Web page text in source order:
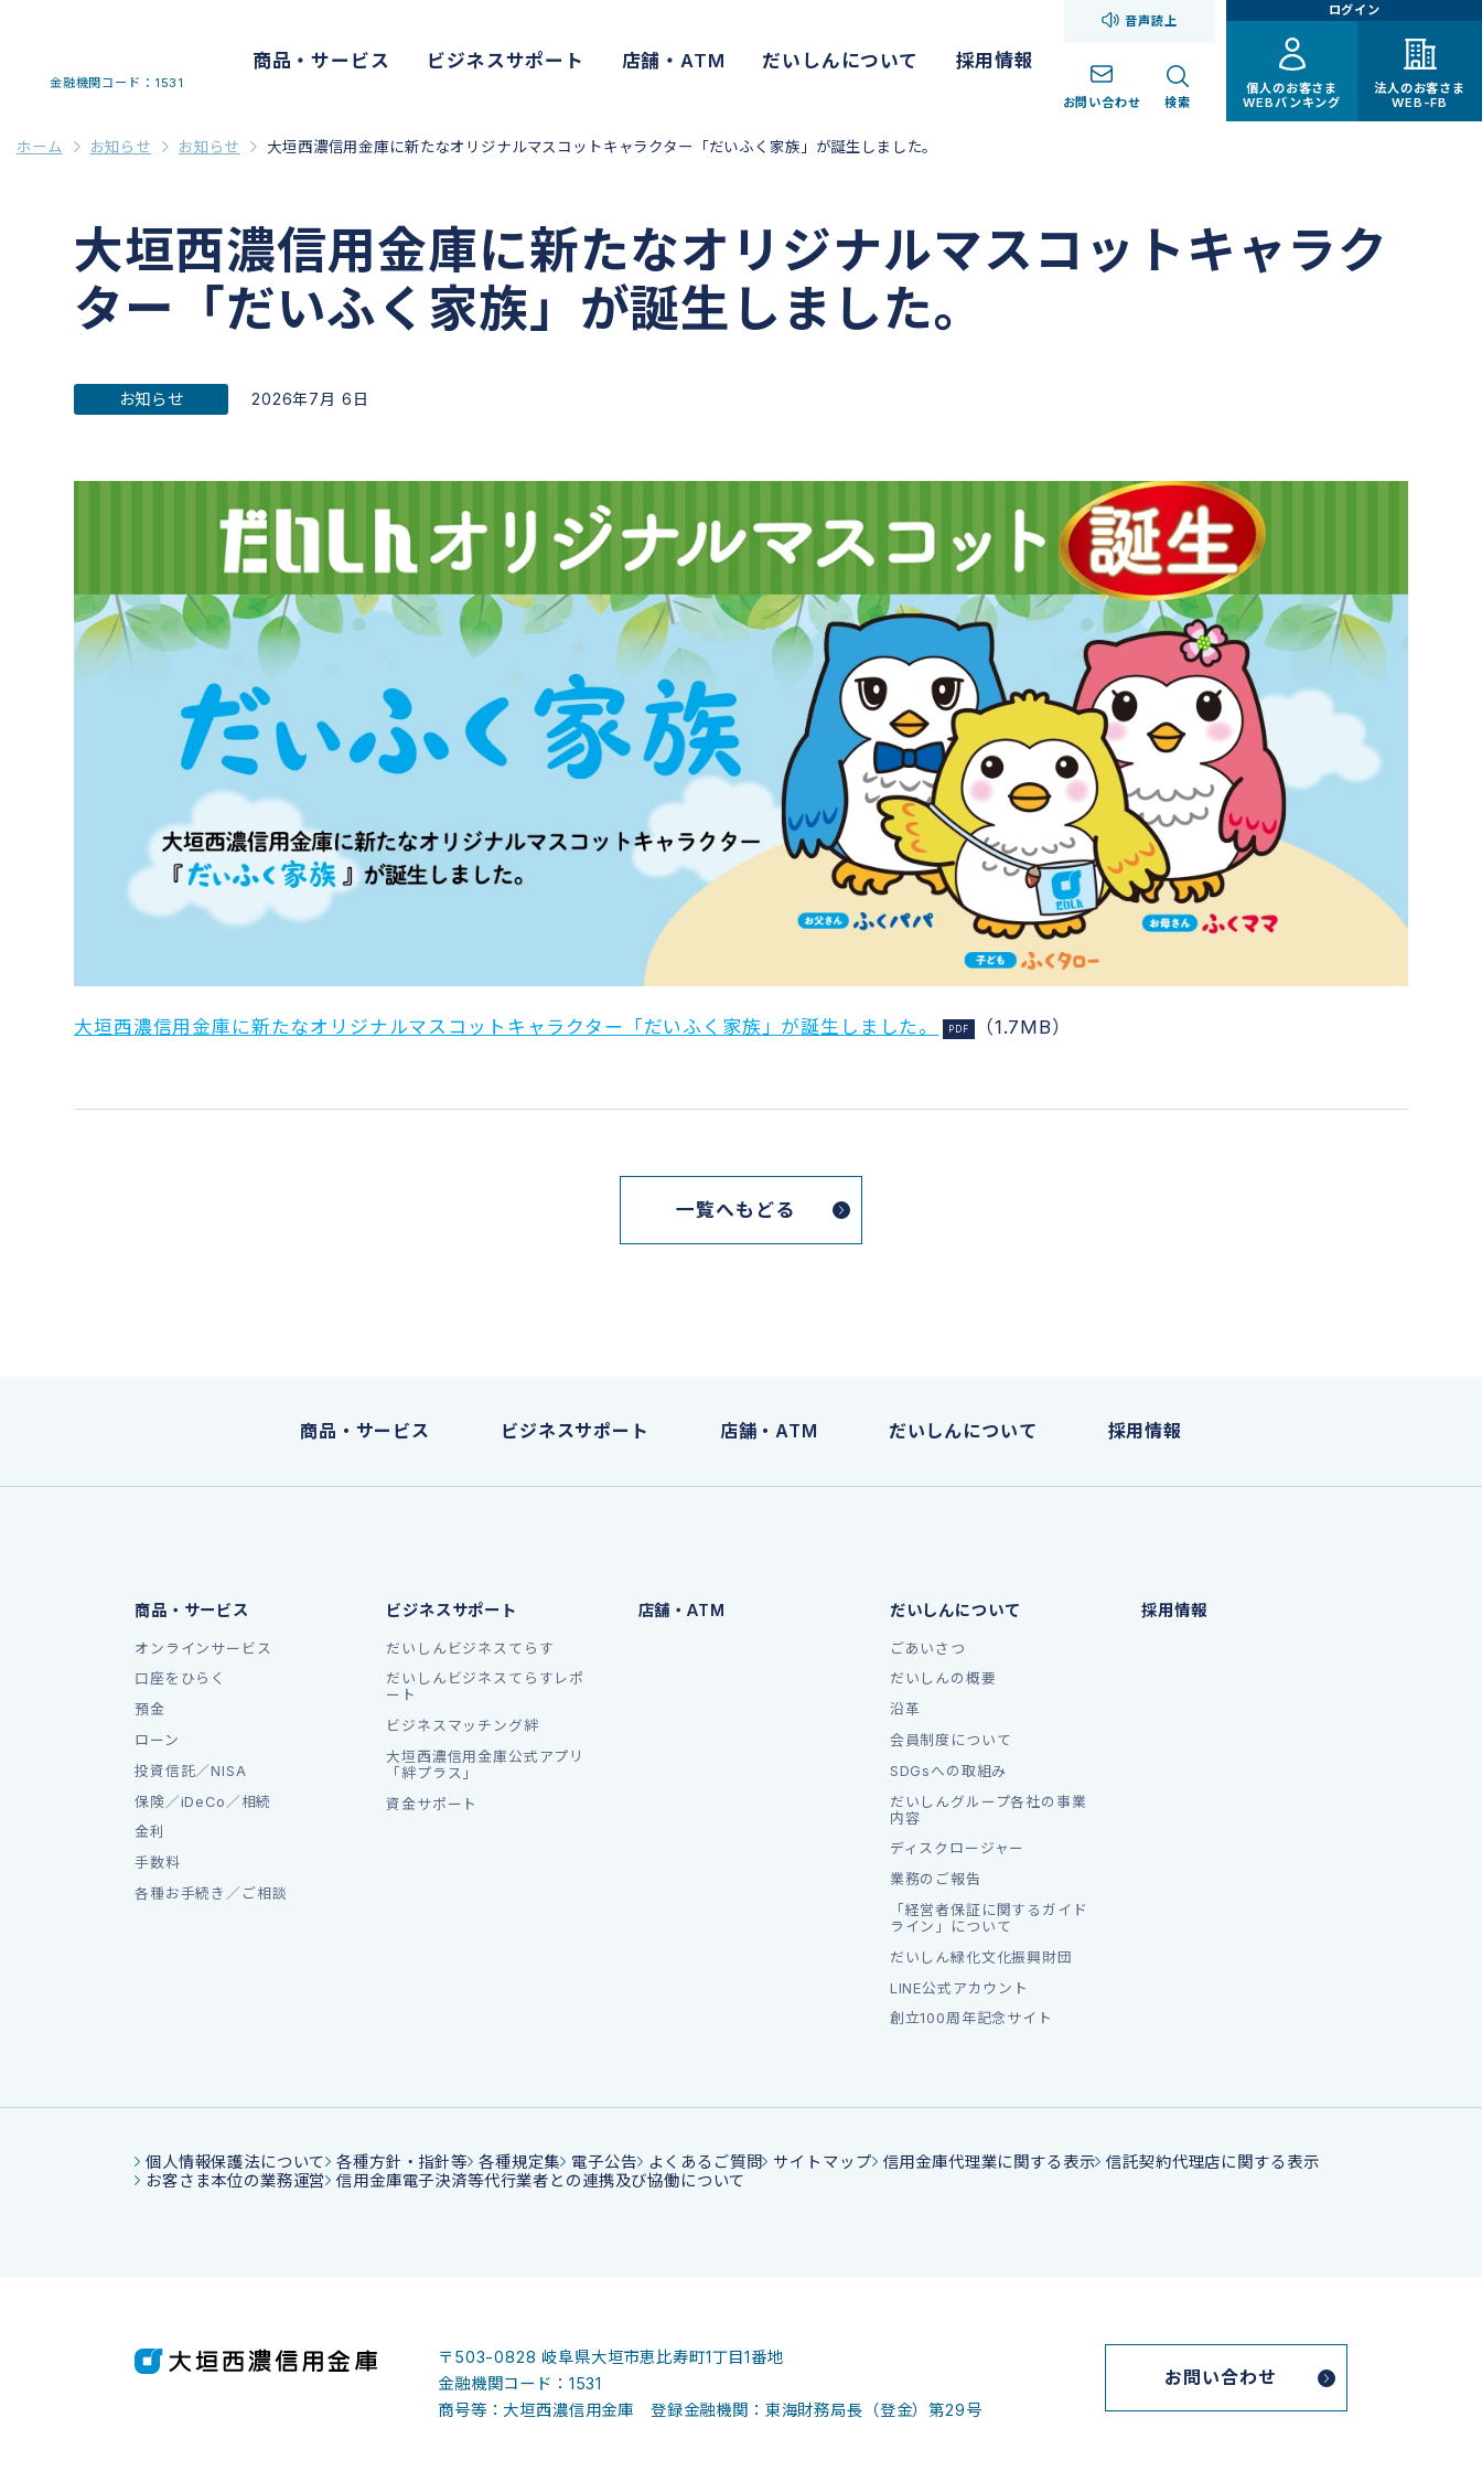
金融機関コード：1531
商品・サービス ビジネスサポート 店舗・ATM だいしんについて 採用情報
音声読上
お問い合わせ 検索
ログイン
個人のお客さま
WEBバンキング
法人のお客さま
WEB-FB
ホーム お知らせ お知らせ 大垣西濃信用金庫に新たなオリジナルマスコットキャラクター「だいふく家族」が誕生しました。
大垣西濃信用金庫に新たなオリジナルマスコットキャラク
ター「だいふく家族」が誕生しました。
お知らせ 2026年7月 6日
大垣西濃信用金庫に新たなオリジナルマスコットキャラクター「だいふく家族」が誕生しました。 （1.7MB）
一覧へもどる
商品・サービス ビジネスサポート 店舗・ATM だいしんについて 採用情報
商品・サービス
オンラインサービス
口座をひらく
預金
ローン
投資信託／NISA
保険／iDeCo／相続
金利
手数料
各種お手続き／ご相談
ビジネスサポート
だいしんビジネスてらす
だいしんビジネスてらすレポ
ート
ビジネスマッチング絆
大垣西濃信用金庫公式アプリ
「絆プラス」
資金サポート
店舗・ATM だいしんについて
ごあいさつ
だいしんの概要
沿革
会員制度について
SDGsへの取組み
だいしんグループ各社の事業
内容
ディスクロージャー
業務のご報告
「経営者保証に関するガイド
ライン」について
だいしん緑化文化振興財団
LINE公式アカウント
創立100周年記念サイト
採用情報
個人情報保護法について 各種方針・指針等 各種規定集 電子公告 よくあるご質問 サイトマップ 信用金庫代理業に関する表示 信託契約代理店に関する表示
お客さま本位の業務運営 信用金庫電子決済等代行業者との連携及び協働について
〒503-0828 岐阜県大垣市恵比寿町1丁目1番地
金融機関コード：1531
商号等：大垣西濃信用金庫 登録金融機関：東海財務局長（登金）第29号
お問い合わせ